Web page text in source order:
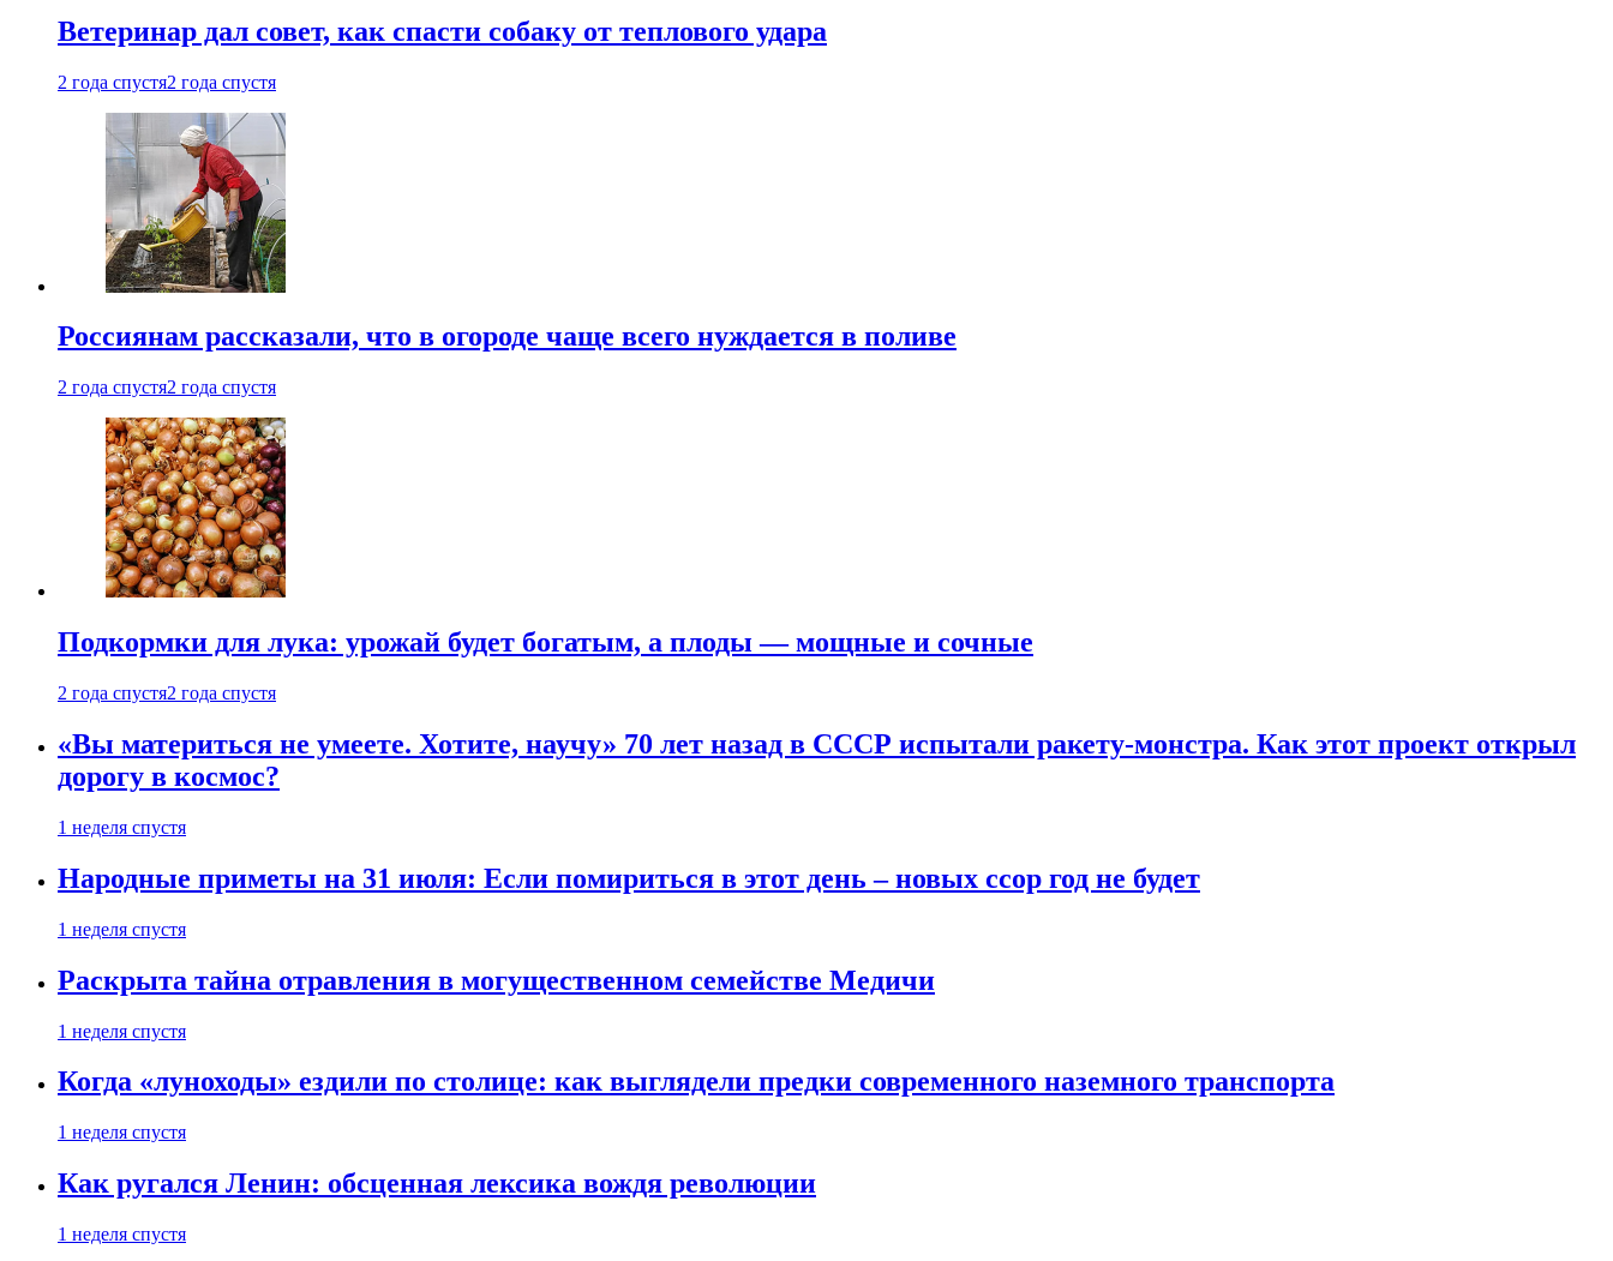
Ветеринар дал совет, как спасти собаку от теплового удара
2 года спустя2 года спустя
Россиянам рассказали, что в огороде чаще всего нуждается в поливе
2 года спустя2 года спустя
Подкормки для лука: урожай будет богатым, а плоды — мощные и сочные
2 года спустя2 года спустя
«Вы материться не умеете. Хотите, научу» 70 лет назад в СССР испытали ракету-монстра. Как этот проект открыл
дорогу в космос?
1 неделя спустя
Народные приметы на 31 июля: Если помириться в этот день – новых ссор год не будет
1 неделя спустя
Раскрыта тайна отравления в могущественном семействе Медичи
1 неделя спустя
Когда «луноходы» ездили по столице: как выглядели предки современного наземного транспорта
1 неделя спустя
Как ругался Ленин: обсценная лексика вождя революции
1 неделя спустя